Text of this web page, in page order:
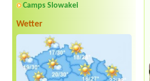
Camps Slowakei
Wetter